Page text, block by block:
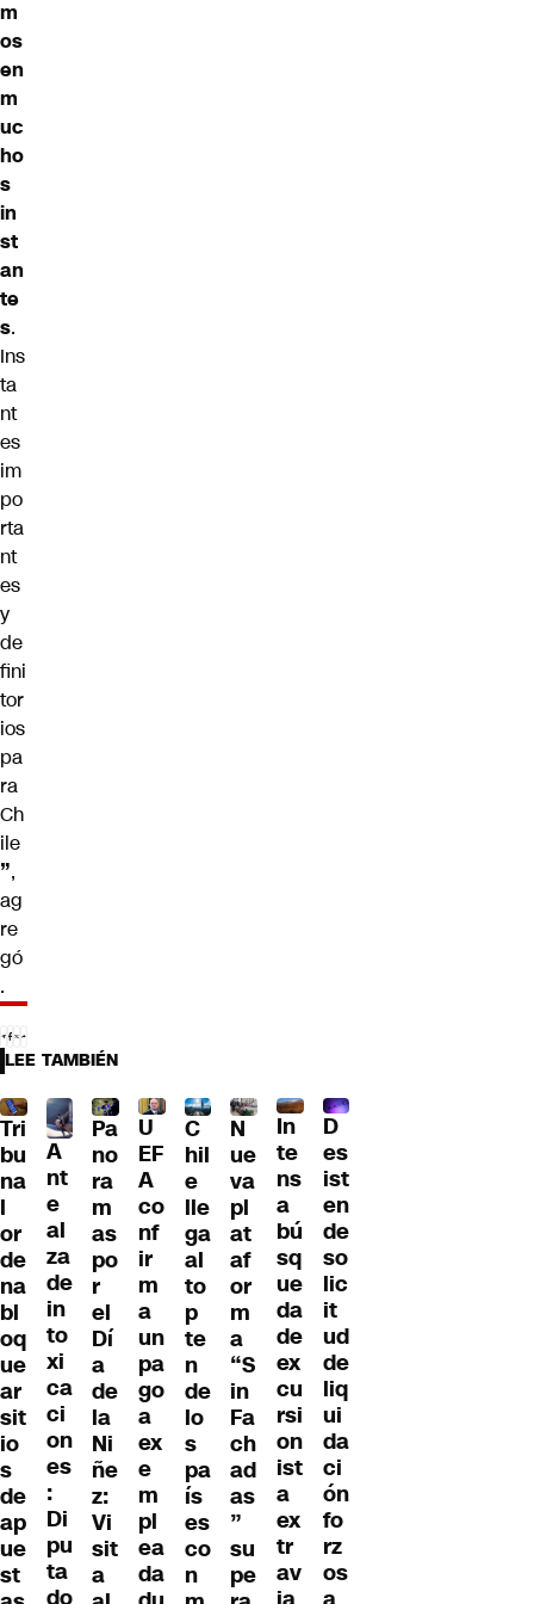
m
os
en
m
uc
ho
s
in
st
an
te
s.
Ins
ta
nt
es
im
po
rta
nt
es
y
de
fini
tor
ios
pa
ra
Ch
ile
”,
ag
re
gó
.
LEE TAMBIÉN
Tri
bu
na
l
or
de
na
bl
oq
ue
ar
sit
io
s
de
ap
ue
st
A
nt
e
al
za
de
in
to
xi
ca
ci
on
es
:
Di
pu
ta
Pa
no
ra
m
as
po
r
el
Dí
a
de
la
Ni
ñe
z:
Vi
sit
a
U
EF
A
co
nf
ir
m
a
un
pa
go
a
ex
e
m
pl
ea
da
C
hil
e
lle
ga
al
to
p
te
n
de
lo
s
pa
ís
es
co
n
N
ue
va
pl
at
af
or
m
a
“S
in
Fa
ch
ad
as
”
su
pe
In
te
ns
a
bú
sq
ue
da
de
ex
cu
rsi
on
ist
a
ex
tr
av
D
es
ist
en
de
so
lic
it
ud
de
liq
ui
da
ci
ón
fo
rz
os